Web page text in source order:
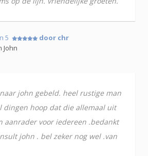
5
door chr
John
john gebeld. heel rustige man
dingen hoop dat die allemaal uit
aanrader voor iedereen .bedankt
john . bel zeker nog wel .van